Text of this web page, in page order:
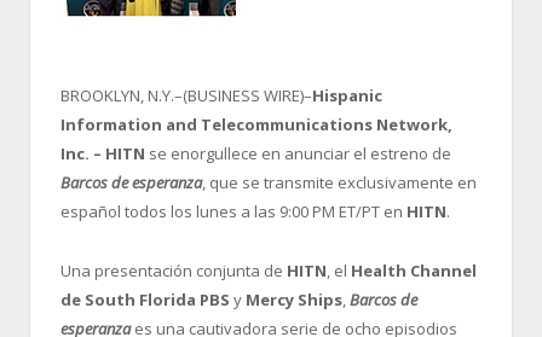
BROOKLYN, N.Y.–(BUSINESS WIRE)–Hispanic
Information and Telecommunications Network,
Inc. – HITN se enorgullece en anunciar el estreno de
Barcos de esperanza, que se transmite exclusivamente en
español todos los lunes a las 9:00 PM ET/PT en HITN.
Una presentación conjunta de HITN , el Health Channel
de South Florida PBS y Mercy Ships Barcos de
esperanzaes una cautivadora serie de ocho episodios